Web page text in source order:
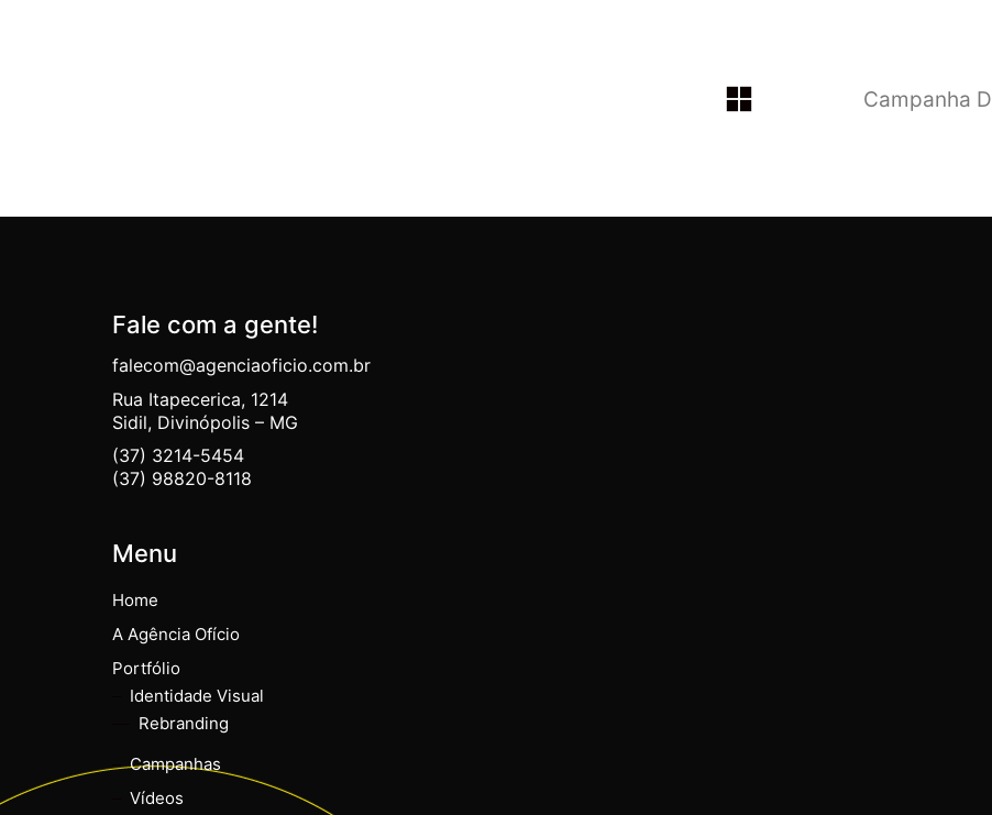
Fale com a gente!
falecom@agenciaoficio.com.br
Rua Itapecerica, 1214
Sidil, Divinópolis – MG
(37) 3214-5454
(37) 98820-8118
Menu
Home
A Agência Ofício
Portfólio
Identidade Visual
Rebranding
Campanhas
Vídeos